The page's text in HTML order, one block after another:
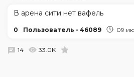
В арена сити нет вафель
0 Пользователь - 46089 09
14 33.0K